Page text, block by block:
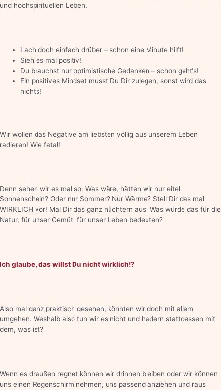
und hochspirituellen Leben.
Lach doch einfach drüber – schon eine Minute hilft!
Sieh es mal positiv!
Du brauchst nur optimistische Gedanken – schon geht‘s!
Ein positives Mindset musst Du Dir zulegen, sonst wird das
nichts!
Wir wollen das Negative am liebsten völlig aus unserem Leben
radieren! Wie fatal!
Denn sehen wir es mal so: Was wäre, hätten wir nur eitel
Sonnenschein? Oder nur Sommer? Nur Wärme? Stell Dir das mal
WIRKLICH vor! Mal Dir das ganz nüchtern aus! Was würde das für die
Natur, für unser Gemüt, für unser Leben bedeuten?
Ich glaube, das willst Du nicht wirklich!?
Also mal ganz praktisch gesehen, könnten wir doch mit allem
umgehen. Weshalb also tun wir es nicht und hadern stattdessen mit
dem, was ist?
Wenn es draußen regnet können wir drinnen bleiben oder wir können
uns einen Regenschirm nehmen, uns passend anziehen und raus